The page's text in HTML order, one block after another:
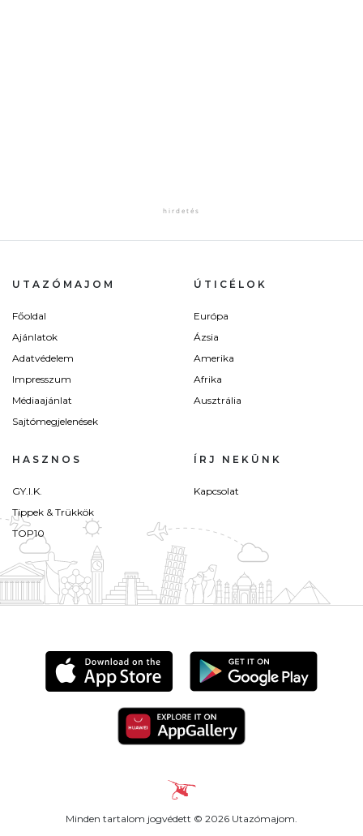
UTAZÓMAJOM
Főoldal
Ajánlatok
Adatvédelem
Impresszum
Médiaajánlat
Sajtómegjelenések
ÚTICÉLOK
Európa
Ázsia
Amerika
Afrika
Ausztrália
HASZNOS
GY.I.K.
Tippek & Trükkök
TOP10
ÍRJ NEKÜNK
Kapcsolat
Minden tartalom jogvédett © 2026 Utazómajom.